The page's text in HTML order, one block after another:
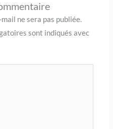
ne sera pas publiée.
sont indiqués avec